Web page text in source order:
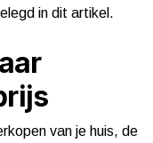
in dit artikel.
van je huis, de